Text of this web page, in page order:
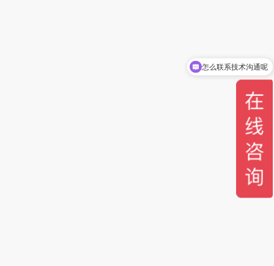
可以介绍下你们的产品么